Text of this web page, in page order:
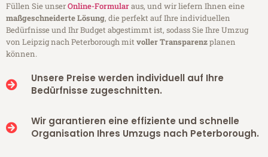
Füllen Sie unserOnline-Formularaus, und wir liefern Ihnen eine
maßgeschneiderte Lösung, die perfekt auf Ihre individuellen
Bedürfnisse und Ihr Budget abgestimmt ist, sodass Sie Ihre Umzug
von Leipzig nach Peterborough mitvoller Transparenzplanen
können.
Unsere Preise werden individuell auf Ihre
Bedürfnisse zugeschnitten.
Wir garantieren eine effiziente und schnelle
Organisation Ihres Umzugs nach Peterborough.